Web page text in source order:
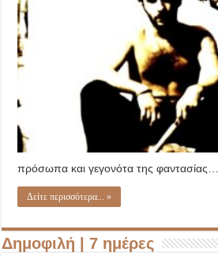
πρόσωπα και γεγονότα της φαντασίας…
Δείτε περισσότερα... »
Δημοφιλή | 7 ημέρες